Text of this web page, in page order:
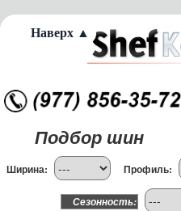
Подбор шин
Ширина: Профиль:
Сезонность:
Наверх ▲